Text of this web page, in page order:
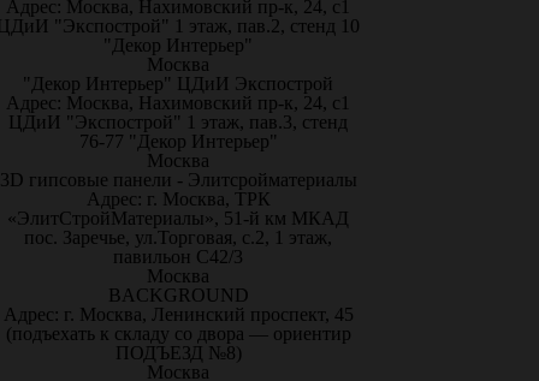
Адрес: Москва, Нахимовский пр-к, 24, с1
"Экспострой" 1 этаж, пав.2, стенд 10
"Декор Интерьер"
Москва
"Декор Интерьер" ЦДиИ Экспострой
Адрес: Москва, Нахимовский пр-к, 24, с1
ЦДиИ "Экспострой" 1 этаж, пав.3, стенд
76-77 "Декор Интерьер"
Москва
3D гипсовые панели - Элитсройматериалы
Адрес: г. Москва, ТРК
«ЭлитСтройМатериалы», 51-й км МКАД
пос. Заречье, ул.Торговая, с.2, 1 этаж,
павильон С42/3
Москва
BACKGROUND
Адрес: г. Москва, Ленинский проспект, 45
(подъехать к складу со двора — ориентир
ПОДЪЕЗД №8)
Москва